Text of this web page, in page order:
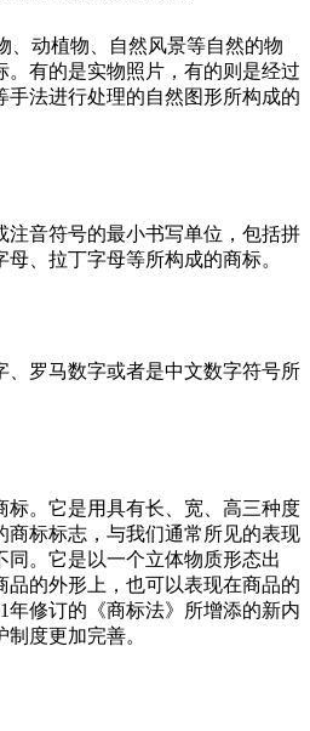
、动植物、自然风景等自然的物
。有的是实物照片，有的则是经过
手法进行处理的自然图形所构成的
注音符号的最小书写单位，包括拼
、拉丁字母等所构成的商标。
、罗马数字或者是中文数字符号所
标。它是用具有长、宽、高三种度
商标标志，与我们通常所见的表现
。它是以一个立体物质形态出
品的外形上，也可以表现在商品的
年修订的《商标法》所增添的新内
度更加完善。